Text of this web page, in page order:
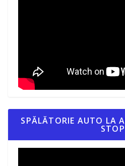
SPĂLĂTORIE AUTO LA
STOP